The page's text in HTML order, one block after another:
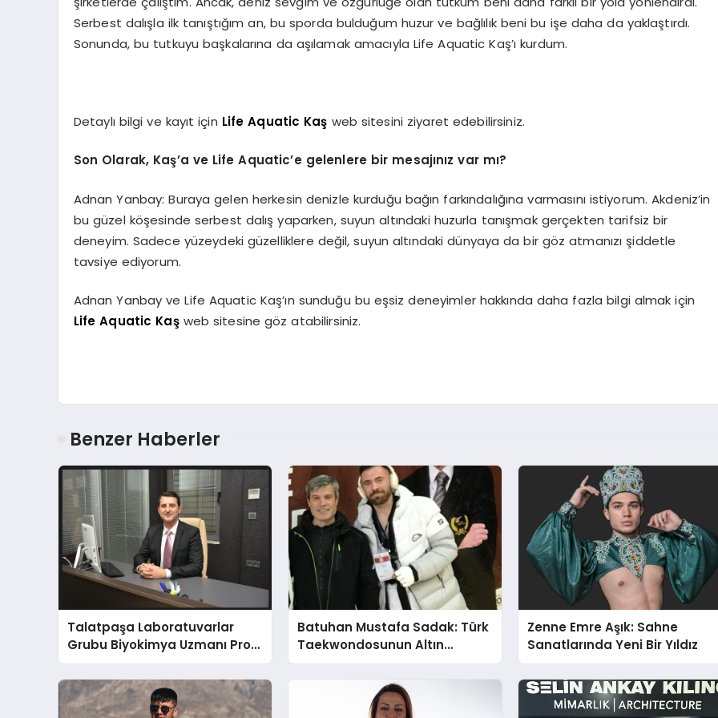
Serbest dalışla ilk tanıştığım an, bu sporda bulduğum huzur ve bağlılık beni bu işe daha da yaklaştırdı.
Sonunda, bu tutkuyu başkalarına da aşılamak amacıyla Life Aquatic Kaş’ı kurdum.
Detaylı bilgi ve kayıt için Life Aquatic Kaş web sitesini ziyaret edebilirsiniz.
Son Olarak, Kaş’a ve Life Aquatic’e gelenlere bir mesajınız var mı?
Adnan Yanbay: Buraya gelen herkesin denizle kurduğu bağın farkındalığına varmasını istiyorum. Akdeniz’in
bu güzel köşesinde serbest dalış yaparken, suyun altındaki huzurla tanışmak gerçekten tarifsiz bir
deneyim. Sadece yüzeydeki güzelliklere değil, suyun altındaki dünyaya da bir göz atmanızı şiddetle
tavsiye ediyorum.
Adnan Yanbay ve Life Aquatic Kaş’ın sunduğu bu eşsiz deneyimler hakkında daha fazla bilgi almak için
Life Aquatic Kaşweb sitesine göz atabilirsiniz.
Benzer Haberler
Talatpaşa Laboratuvarlar
Grubu Biyokimya Uzmanı Prof.
Dr. Ahmet Var
Batuhan Mustafa Sadak: Türk
Taekwondosunun Altın
Yumruğu
Zenne Emre Aşık: Sahne
Sanatlarında Yeni Bir Yıldız